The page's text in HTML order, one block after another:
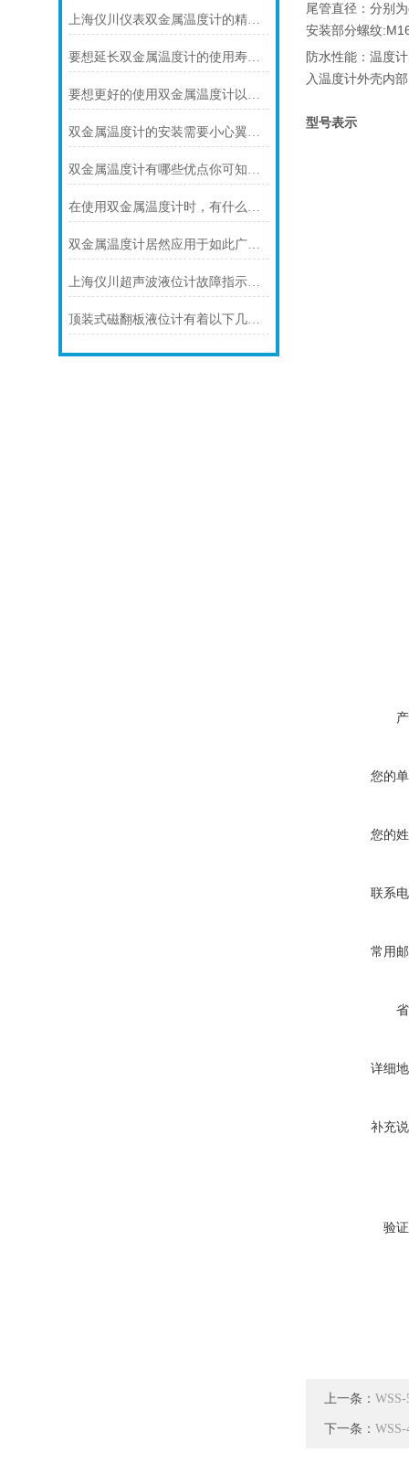
上海仪川仪表双金属温度计的精度等级是如何划分的
要想延长双金属温度计的使用寿命可少不了以下步骤
要想更好的使用双金属温度计以下几点不可少
双金属温度计的安装需要小心翼翼的！
双金属温度计有哪些优点你可知道？
在使用双金属温度计时，有什么地方需要注意的呢？
双金属温度计居然应用于如此广泛的领域
上海仪川超声波液位计故障指示灯常亮的解决方案
顶装式磁翻板液位计有着以下几大技术特点
尾管直径：分别
安装部分螺纹
防水性能：温度
入温度计外壳内
型号表示
您的
您的
联系
常用
详细
补充
验
上一条：
下一条：